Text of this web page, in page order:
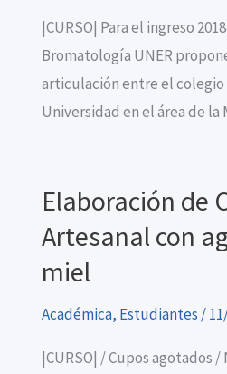
|CURSO| Para el ingreso
Bromatología UNER
articulación entre el colegio
Universidad en el área de la
Elaboración de
Artesanal con
miel
Académica, Estudiantes /
|CURSO| / Cupos agotados /